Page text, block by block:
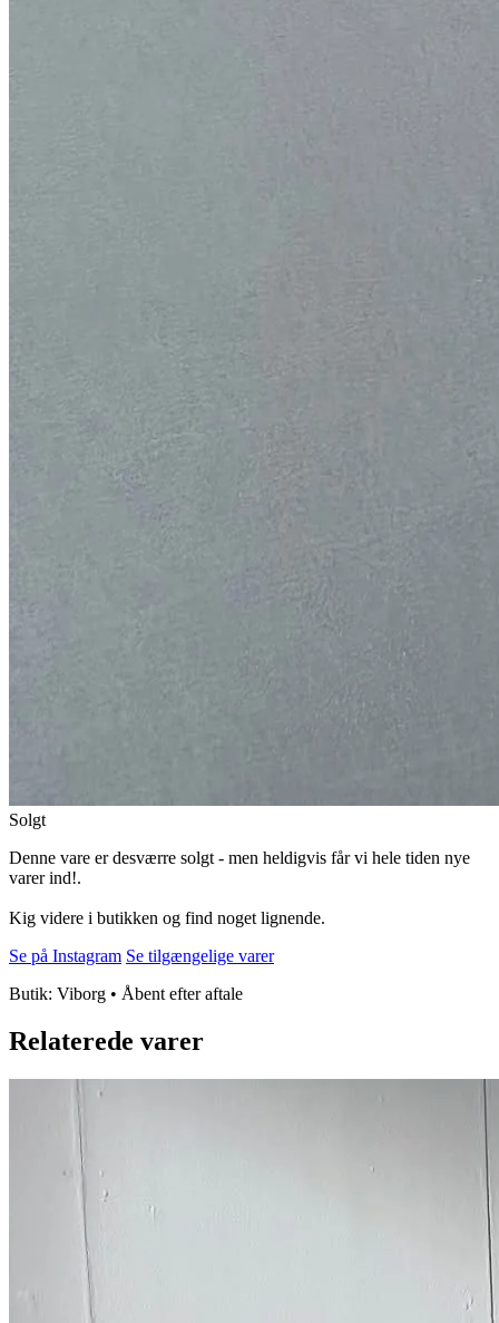
Solgt
Denne vare er desværre solgt - men heldigvis får vi hele tiden nye
varer ind!.
Kig videre i butikken og find noget lignende.
Se på Instagram Se tilgængelige varer
Butik: Viborg • Åbent efter aftale
Relaterede varer